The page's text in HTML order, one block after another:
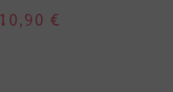
10,90 €